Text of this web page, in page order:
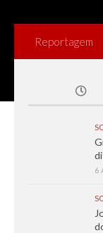
Reportagem
6